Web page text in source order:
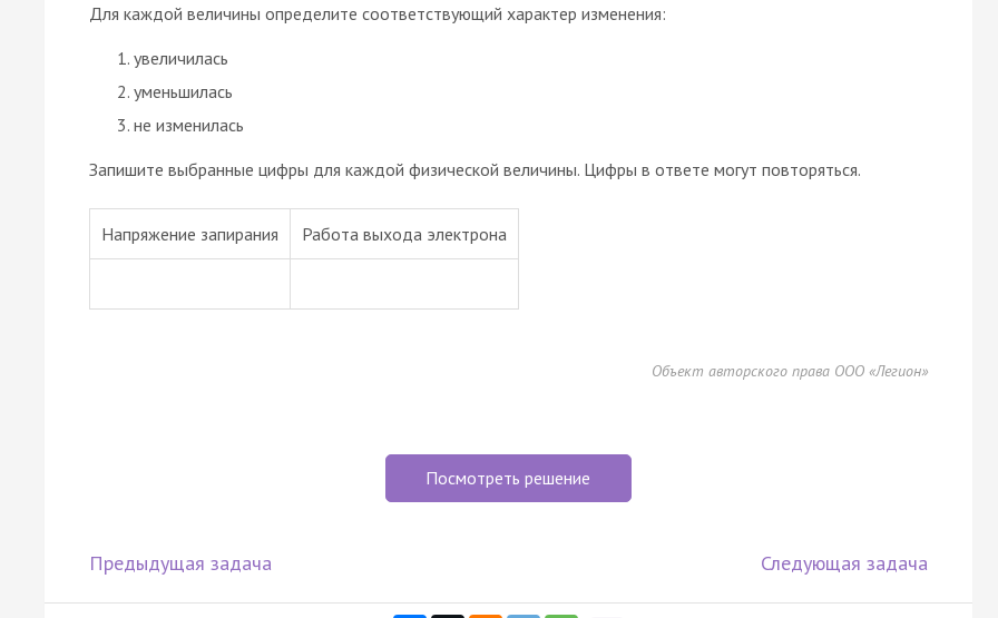
Для каждой величины определите соответствующий характер изменения:
увеличилась
уменьшилась
не изменилась
Запишите выбранные цифры для каждой физической величины. Цифры в ответе могут повторяться.
Напряжение запирания Работа выхода электрона
Объект авторского права ООО «Легион»
Посмотреть решение
Предыдущая задача Следующая задача